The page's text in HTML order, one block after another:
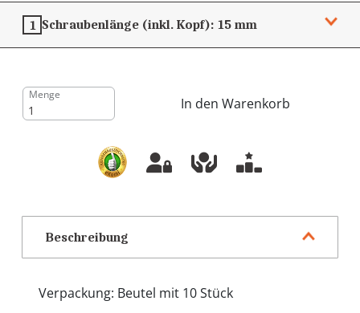
1 Schraubenlänge (inkl. Kopf): 15 mm
Menge
In den Warenkorb
Beschreibung
Verpackung: Beutel mit 10 Stück